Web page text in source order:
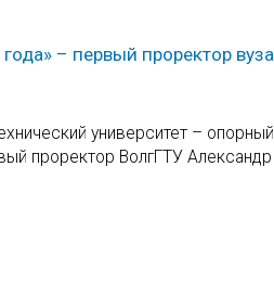
– первый проректор вуза
университет – опорный
проректор ВолгГТУ Александр